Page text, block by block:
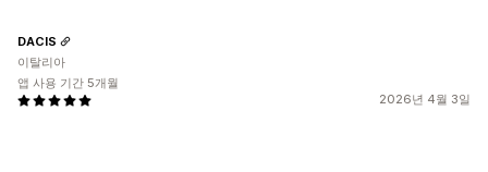
2026년 4월 3일
DACIS
이탈리아
앱 사용 기간 5개월